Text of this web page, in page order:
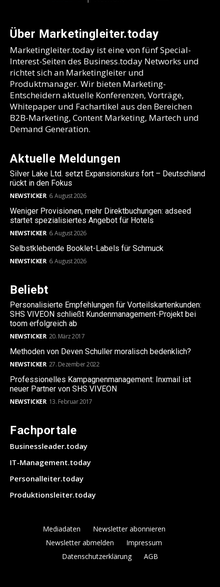
Über Marketingleiter.today
Marketingleiter.today ist eine von fünf Special-
Interest-Seiten des Business.today Networks und
richtet sich an Marketingleiter und
Produktmanager. Wir bieten Marketing-
Entscheidern aktuelle Konferenzen, Vorträge,
Whitepaper und Fachartikel aus den Bereichen
B2B-Marketing, Content Marketing, Martech und
Demand Generation.
Aktuelle Meldungen
Silver Lake Ltd. setzt Expansionskurs fort – Deutschland
rückt in den Fokus
NEWSTICKER 6. August 2026
Weniger Provisionen, mehr Direktbuchungen: adseed
startet spezialisiertes Angebot für Hotels
NEWSTICKER 6. August 2026
Selbstklebende Booklet-Labels für Schmuck
NEWSTICKER 6. August 2026
Beliebt
Personalisierte Empfehlungen für Vorteilskartenkunden:
SHS VIVEON schließt Kundenmanagement-Projekt bei
toom erfolgreich ab
NEWSTICKER 20. März 2017
Methoden von Deven Schuller moralisch bedenklich?
NEWSTICKER 27. Dezember 2022
Professionelles Kampagnenmanagement: Inxmail ist
neuer Partner von SHS VIVEON
NEWSTICKER 13. Februar 2017
Fachportale
Businessleader.today
IT-Management.today
Personalleiter.today
Produktionsleiter.today
Mediadaten
Newsletter abonnieren
Newsletter abmelden
Impressum
Datenschutzerklärung
AGB